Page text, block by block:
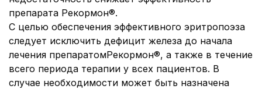
препарата Рекормон®.
С целью обеспечения эффективного эритропоэза
следует исключить дефицит железа до начала
лечения препаратомРекормон®, а также в течение
всего периода терапии у всех пациентов. В
случае необходимости может быть назначена